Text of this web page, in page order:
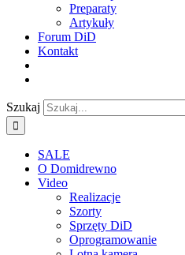
Preparaty
Artykuły
Forum DiD
Kontakt
Szukaj
SALE
O Domidrewno
Video
Realizacje
Szorty
Sprzęty DiD
Oprogramowanie